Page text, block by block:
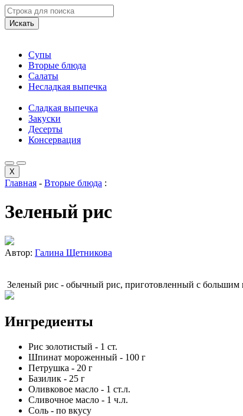
Искать
Супы
Вторые блюда
Салаты
Несладкая выпечка
Сладкая выпечка
Закуски
Десерты
Консервация
X
Главная - Вторые блюда :
Зеленый рис
Автор: Галина Щетникова
Зеленый рис - обычный рис, приготовленный с большим
Ингредиенты
Рис золотистый - 1 ст.
Шпинат мороженный - 100 г
Петрушка - 20 г
Базилик - 25 г
Оливковое масло - 1 ст.л.
Сливочное масло - 1 ч.л.
Соль - по вкусу